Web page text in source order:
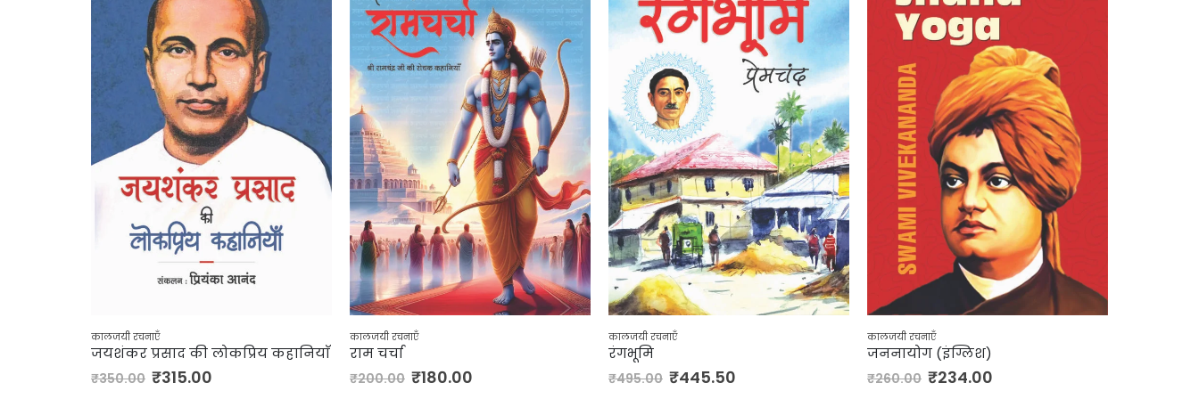
कालजयी रचनाएँ
जयशंकर प्रसाद की लोकप्रिय कहानियाँ
₹350.00 ₹315.00
कालजयी रचनाएँ
राम चर्चा
₹200.00 ₹180.00
कालजयी रचनाएँ
रंगभूमि
₹495.00 ₹445.50
कालजयी रचनाएँ
जननायोग (इंग्लिश)
₹260.00 ₹234.00